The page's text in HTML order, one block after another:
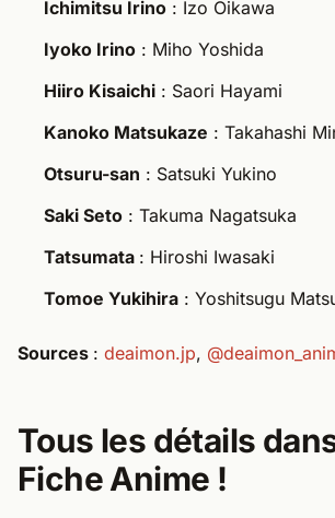
Ichimitsu Irino : Izo Oikawa
Iyoko Irino : Miho Yoshida
Hiiro Kisaichi : Saori Hayami
Kanoko Matsukaze : Takahashi
Otsuru-san : Satsuki Yukino
Saki Seto : Takuma Nagatsuka
Tatsumata : Hiroshi Iwasaki
Tomoe Yukihira : Yoshitsugu
Sources : deaimon.jp,
Tous les détails
Fiche Anime !​